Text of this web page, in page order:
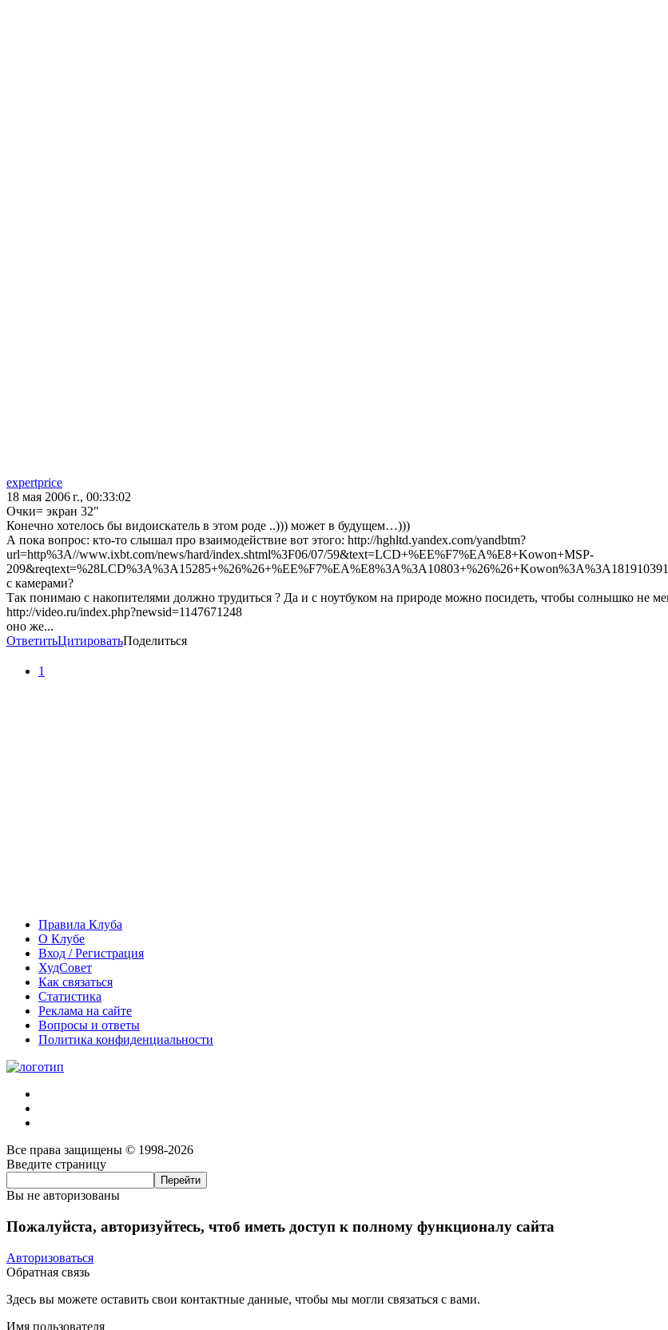
expertprice
18 мая 2006 г., 00:33:02
Очки= экран 32"
Конечно хотелось бы видоискатель в этом роде ..))) может в будущем…)))
А пока вопрос: кто-то слышал про взаимодействие вот этого: http://hghltd.yandex.com/yandbtm?
url=http%3A//www.ixbt.com/news/hard/index.shtml%3F06/07/59&text=LCD+%EE%F7%EA%E8+Kowon+MSP-
с камерами?
Так понимаю с накопителями должно трудиться ? Да и с ноутбуком на природе можно посидеть, чтобы солнышко не
http://video.ru/index.php?newsid=1147671248
оно же...
ОтветитьЦитироватьПоделиться
1
Правила Клуба
О Клубе
Вход / Регистрация
ХудСовет
Как связаться
Статистика
Реклама на сайте
Вопросы и ответы
Политика конфиденциальности
Все права защищены © 1998-2026
Введите страницу
Вы не авторизованы
Пожалуйста, авторизуйтесь, чтоб иметь доступ к полному функционалу сайта
Авторизоваться
Обратная связь
Здесь вы можете оставить свои контактные данные, чтобы мы могли связаться с вами.
Имя пользователя